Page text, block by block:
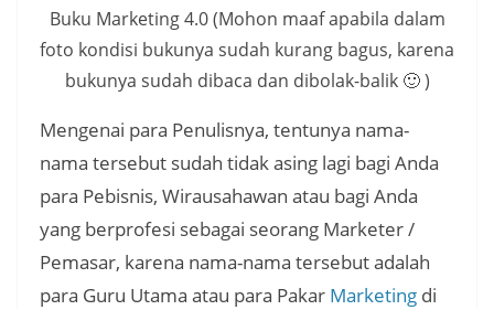
Buku Marketing 4.0 (Mohon maaf apabila dalam
foto kondisi bukunya sudah kurang bagus, karena
bukunya sudah dibaca dan dibolak-balik 🙂 )
Mengenai para Penulisnya, tentunya nama-
nama tersebut sudah tidak asing lagi bagi Anda
para Pebisnis, Wirausahawan atau bagi Anda
yang berprofesi sebagai seorang Marketer /
Pemasar, karena nama-nama tersebut adalah
para Guru Utama atau para Pakar Marketing di